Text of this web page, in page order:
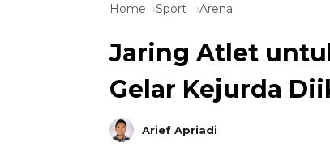
Home Sport Arena
Jaring Atlet
Gelar Kejurda
Arief Apriadi